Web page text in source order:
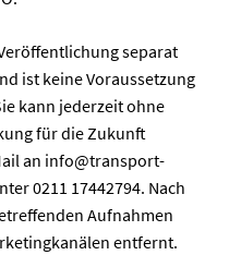
separat
ist keine Voraussetzung
kann jederzeit ohne
für die Zukunft
an info@transport-
0211 17442794. Nach
Aufnahmen
entfernt.